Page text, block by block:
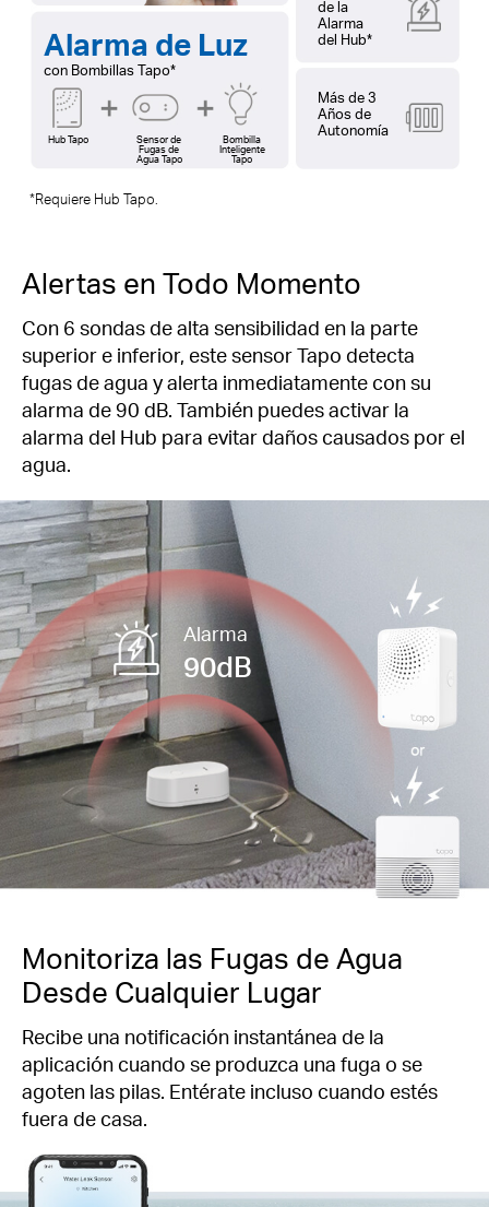
Alarma de Luz
con Bombillas Tapo*
Hub Tapo
Sensor de
Fugas de
Agua Tapo
Bombilla
Inteligente
Tapo
de la
Alarma
del Hub*
Más de 3
Años de
Autonomía
*Requiere Hub Tapo.
Alertas en Todo Momento
Con 6 sondas de alta sensibilidad en la parte
superior e inferior, este sensor Tapo detecta
fugas de agua y alerta inmediatamente con su
alarma de 90 dB. También puedes activar la
alarma del Hub para evitar daños causados por el
agua.
Alarma
90dB
Monitoriza las Fugas de Agua
Desde Cualquier Lugar
Recibe una notificación instantánea de la
aplicación cuando se produzca una fuga o se
agoten las pilas. Entérate incluso cuando estés
fuera de casa.